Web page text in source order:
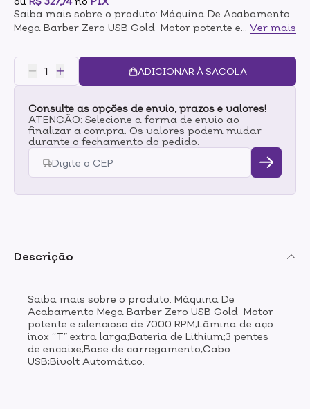
Saiba mais sobre o produto: Máquina De Acabamento
Mega Barber Zero USB Gold Motor potente e silencioso
larga;Bateria de Lithium;3 pentes de encaixe;Base de
carregamento;Cabo USB;Bivolt Automático.
Ver mais
ADICIONAR À SACOLA
Consulte as opções de envio, prazos e valores!
ATENÇÃO: Selecione a forma de envio ao
finalizar a compra. Os valores podem mudar
durante o fechamento do pedido.
Descrição
Saiba mais sobre o produto: Máquina De
Acabamento Mega Barber Zero USB Gold Motor
potente e silencioso de 7000 RPM;Lâmina de aço
inox “T” extra larga;Bateria de Lithium;3 pentes
de encaixe;Base de carregamento;Cabo
USB;Bivolt Automático.